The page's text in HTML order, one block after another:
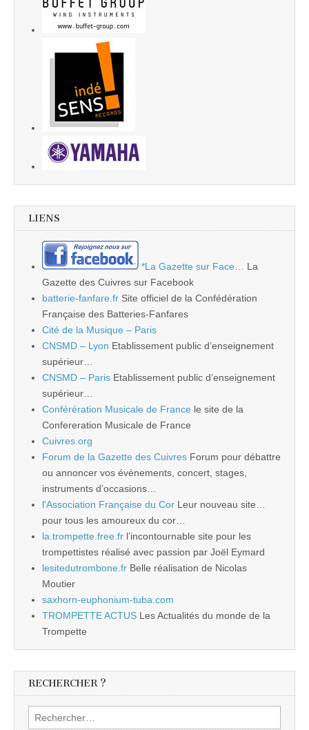
LIENS
*La Gazette sur Face… La
Gazette des Cuivres sur Facebook
batterie-fanfare.fr Site officiel de la Confédération
Française des Batteries-Fanfares
Cité de la Musique – Paris
CNSMD – Lyon Etablissement public d’enseignement
supérieur…
CNSMD – Paris Etablissement public d’enseignement
supérieur…
Conférération Musicale de France le site de la
Confereration Musicale de France
Cuivres.org
Forum de la Gazette des Cuivres Forum pour débattre
ou annoncer vos évènements, concert, stages,
instruments d’occasions…
l'Association Française du Cor Leur nouveau site…
pour tous les amoureux du cor…
la.trompette.free.fr l’incontournable site pour les
trompettistes réalisé avec passion par Joël Eymard
lesitedutrombone.fr Belle réalisation de Nicolas
Moutier
saxhorn-euphonium-tuba.com
TROMPETTE ACTUS Les Actualités du monde de la
Trompette
RECHERCHER ?
Rechercher :